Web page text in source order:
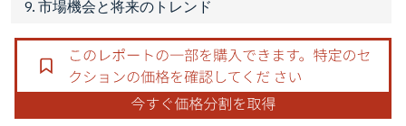
9. 市場機会と将来のトレンド